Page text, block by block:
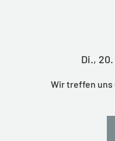
Di., 20.
Wir treffen uns